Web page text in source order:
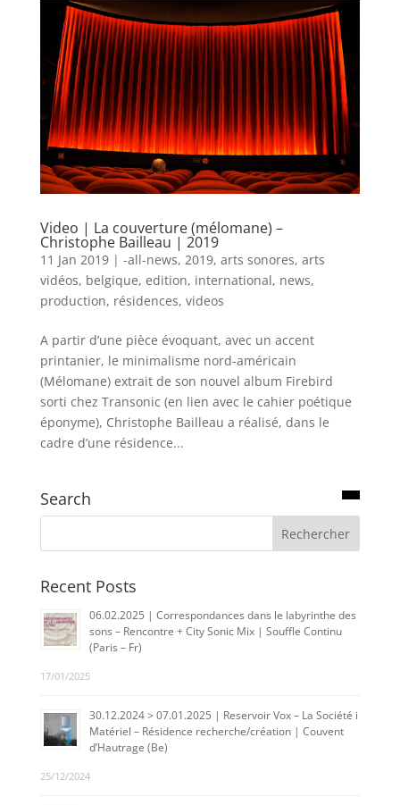
Video | La couverture (mélomane) –
Christophe Bailleau | 2019
11 Jan 2019| -all-news, 2019, arts sonores, arts
vidéos, belgique, edition, international, news,
production, résidences, videos
A partir d’une pièce évoquant, avec un accent
printanier, le minimalisme nord-américain
(Mélomane) extrait de son nouvel album Firebird
sorti chez Transonic (en lien avec le cahier poétique
éponyme), Christophe Bailleau a réalisé, dans le
cadre d’une résidence...
Search
Recent Posts
06.02.2025 | Correspondances dans le labyrinthe des
sons – Rencontre + City Sonic Mix | Souffle Continu
(Paris – Fr)
17/01/2025
30.12.2024 > 07.01.2025 | Reservoir Vox – La Société i
Matériel – Résidence recherche/création | Couvent
d’Hautrage (Be)
25/12/2024